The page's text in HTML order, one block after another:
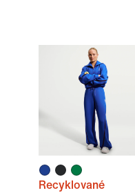
Recyklované